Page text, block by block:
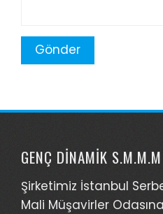
GENÇ DINAMIK S.M.M.M
Şirketimiz İstanbul
Mali Müşavirler